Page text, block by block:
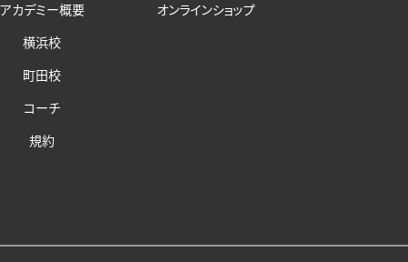
アカデミー概要
横浜校
町田校
コーチ
規約
オンラインショップ